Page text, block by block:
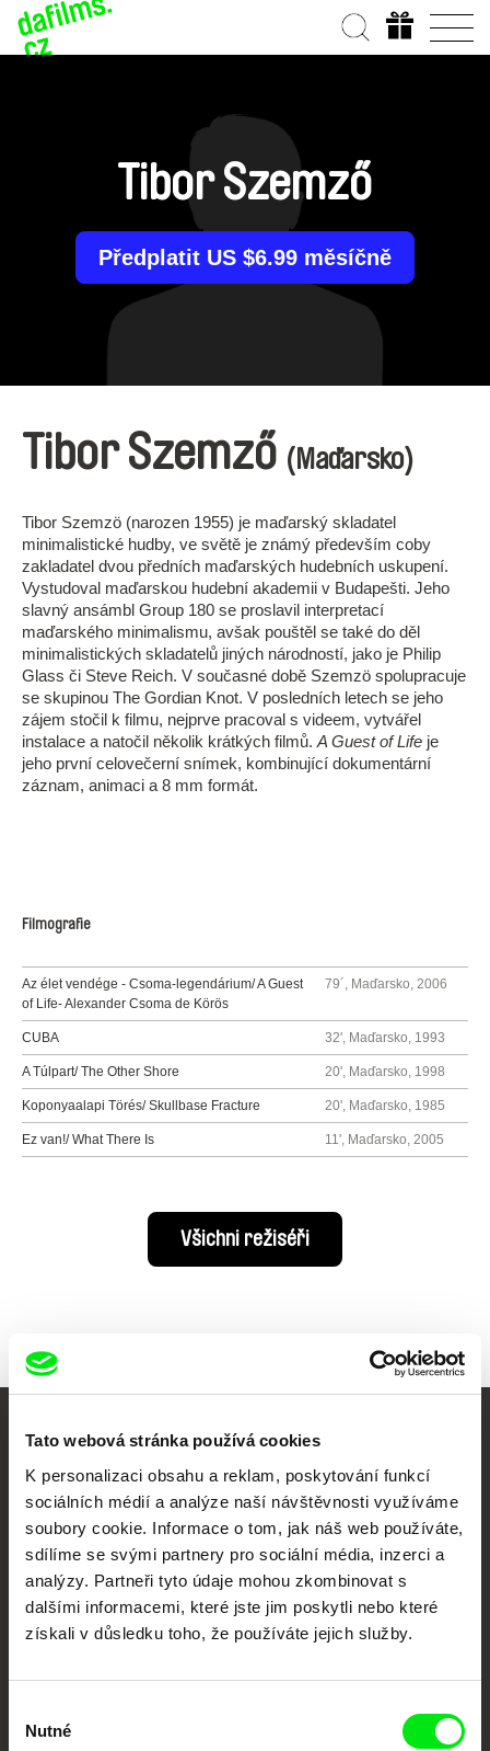
Tato webová stránka používá cookies
K personalizaci obsahu a reklam, poskytování funkcí
sociálních médií a analýze naší návštěvnosti využíváme
soubory cookie. Informace o tom, jak náš web používáte,
sdílíme se svými partnery pro sociální média, inzerci a
analýzy. Partneři tyto údaje mohou zkombinovat s
dalšími informacemi, které jste jim poskytli nebo které
získali v důsledku toho, že používáte jejich služby.
souhlasu
Nutné
Tibor Szemző
Předplatit US $6.99 měsíčně
Tibor Szemző (Maďarsko)
Tibor Szemzö (narozen 1955) je maďarský skladatel
minimalistické hudby, ve světě je známý především coby
zakladatel dvou předních maďarských hudebních uskupení.
Vystudoval maďarskou hudební akademii v Budapešti. Jeho
slavný ansámbl Group 180 se proslavil interpretací
maďarského minimalismu, avšak pouštěl se také do děl
minimalistických skladatelů jiných národností, jako je Philip
Glass či Steve Reich. V současné době Szemzö spolupracuje
se skupinou The Gordian Knot. V posledních letech se jeho
zájem stočil k filmu, nejprve pracoval s videem, vytvářel
instalace a natočil několik krátkých filmů. A Guest of Life je
jeho první celovečerní snímek, kombinující dokumentární
záznam, animaci a 8 mm formát.
Filmografie
Az élet vendége - Csoma-legendárium/ A Guest
of Life- Alexander Csoma de Körös
79´, Maďarsko, 2006
CUBA 32', Maďarsko, 1993
A Túlpart/ The Other Shore 20', Maďarsko, 1998
Koponyaalapi Törés/ Skullbase Fracture 20', Maďarsko, 1985
Ez van!/ What There Is 11', Maďarsko, 2005
Všichni režiséři
Vaše online
dokumentární kino
Nové festivalové filmy
každý týden
Portál DAFilms.cz je výsledkem tvůrčí spolupráce 7 klíčových evropských
podporovat kvalitní autorské filmy.